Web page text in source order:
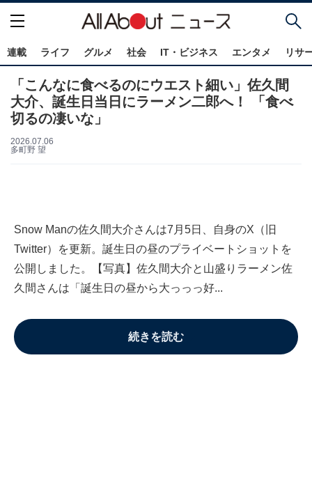
連載 ライフ グルメ 社会 IT・ビジネス エンタメ リサ
「こんなに食べるのにウエスト細い」佐久間
大介、誕生日当日にラーメン二郎へ！ 「食べ
切るの凄いな」
2026.07.06
多町野 望
Snow Manの佐久間大介さんは7月5日、自身のX（旧
Twitter）を更新。誕生日の昼のプライベートショットを
公開しました。【写真】佐久間大介と山盛りラーメン佐
久間さんは「誕生日の昼から大っっっ好...
続きを読む